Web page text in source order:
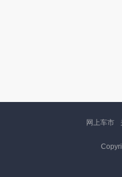
网上车市